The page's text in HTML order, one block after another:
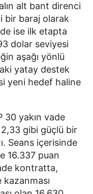
alt bant direnci
bir baraj olarak
ise ilk etapta
dolar seviyesi
aşağı yönlü
yatay destek
yeni hedef haline
30 yakın vade
gibi güçlü bir
Seans içerisinde
16.337 puan
kontratta,